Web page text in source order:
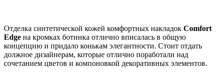
Отделка синтетической кожей комфортных накладок Comfort
Edge на кромках ботинка отлично вписалась в общую
концепцию и придало конькам элегантности. Стоит отдать
должное дизайнерам, которые отлично поработали над
сочетанием цветов и компоновкой декоративных элементов.